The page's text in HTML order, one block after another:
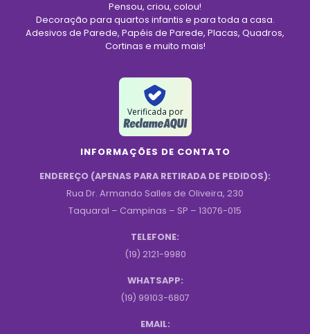
Pensou, criou, colou!
Decoração para quartos infantis e para toda a casa.
Adesivos de Parede, Papéis de Parede, Placas, Quadros,
Cortinas e muito mais!
Verificada por
INFORMAÇÕES DE CONTATO
ENDEREÇO (APENAS PARA RETIRADA DE PEDIDOS):
Rua Dr. Armando Salles de Oliveira, 230
Taquaral – Campinas – SP – 13076-015
TELEFONE:
(19) 2121-9980
WHATSAPP:
(19) 99103-6807
EMAIL: